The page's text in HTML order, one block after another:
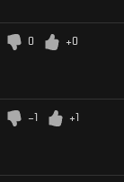
+0
0
+1
-1